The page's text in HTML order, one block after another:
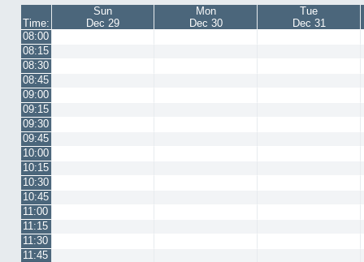
Time:
Sun
Dec 29
Mon
Dec 30
Tue
Dec 31
08:00
08:15
08:30
08:45
09:00
09:15
09:30
09:45
10:00
10:15
10:30
10:45
11:00
11:15
11:30
11:45